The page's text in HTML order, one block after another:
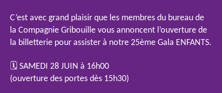
C’est avec grand plaisir que les membres du bureau de
la Compagnie Gribouille vous annoncent l’ouverture de
la billetterie pour assister à notre 25ème Gala ENFANTS.
🗓️ SAMEDI 28 JUIN à 16h00
(ouverture des portes dès 15h30)